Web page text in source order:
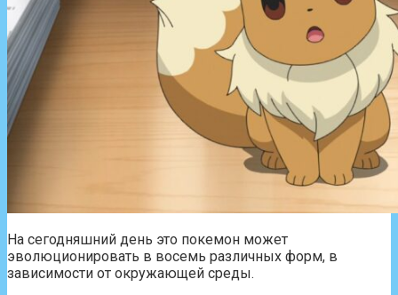
На сегодняшний день это покемон может
эволюционировать в восемь различных форм, в
зависимости от окружающей среды.